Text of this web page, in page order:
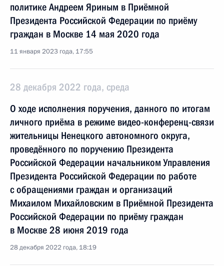
политике Андреем Яриным в Приёмной
Президента Российской Федерации по приёму
граждан в Москве 14 мая 2020 года
11 января 2023 года, 17:55
28 декабря 2022 года, среда
О ходе исполнения поручения, данного по итогам
личного приёма в режиме видео-конференц-связи
жительницы Ненецкого автономного округа,
проведённого по поручению Президента
Российской Федерации начальником Управления
Президента Российской Федерации по работе
с обращениями граждан и организаций
Михаилом Михайловским в Приёмной Президента
Российской Федерации по приёму граждан
в Москве 28 июня 2019 года
28 декабря 2022 года, 18:19